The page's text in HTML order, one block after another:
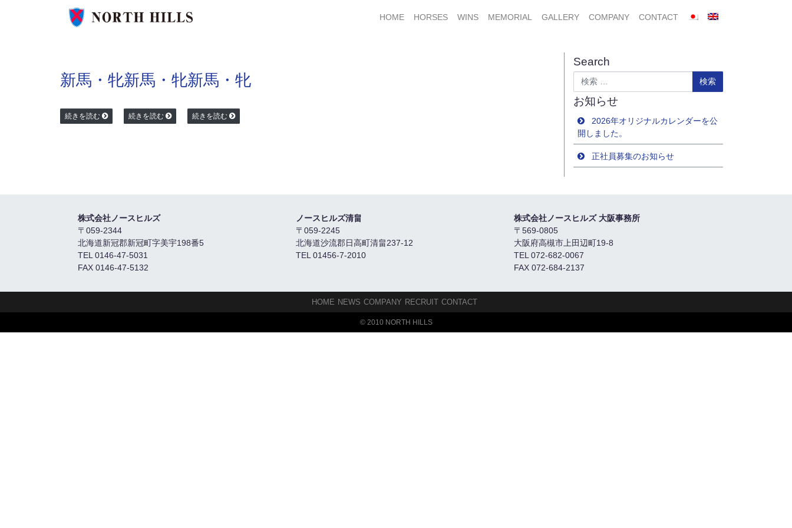
HOME
HORSES WINS MEMORIAL GALLERY COMPANY CONTACT
新馬・牝
続きを読む
新馬・牝
続きを読む
新馬・牝
続きを読む
Search
検索
お知らせ
2026年オリジナルカレンダーを公
開しました。
正社員募集のお知らせ
株式会社ノースヒルズ
〒059-2344
北海道新冠郡新冠町字美宇198番5
TEL 0146-47-5031
FAX 0146-47-5132
ノースヒルズ清畠
〒059-2245
北海道沙流郡日高町清畠237-12
TEL 01456-7-2010
株式会社ノースヒルズ 大阪事務所
〒569-0805
大阪府高槻市上田辺町19-8
TEL 072-682-0067
FAX 072-684-2137
HOME NEWS COMPANY RECRUIT CONTACT
© 2010 NORTH HILLS